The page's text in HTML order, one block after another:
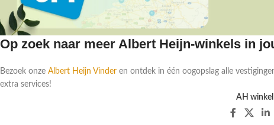
Op zoek naar meer Albert Heijn-winkels in
Bezoek onze Albert Heijn Vinder en ontdek in één oogopslag alle
extra services!
AH winkel